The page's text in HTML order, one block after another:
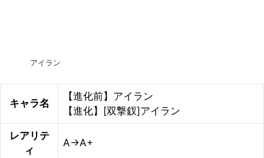
アイラン
キャラ名
【進化前】アイラン
【進化】[双撃釵]アイラン
レアリテ
ィ
A→A+